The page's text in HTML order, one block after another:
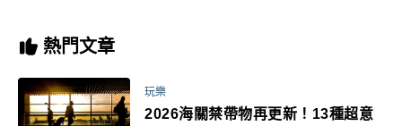
熱門文章
玩樂
2026海關禁帶物再更新！13種超意